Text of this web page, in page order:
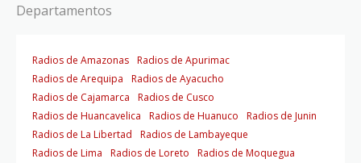
Departamentos
Radios de Amazonas Radios de Apurimac
Radios de Arequipa
Radios de Ayacucho
Radios de Cajamarca
Radios de Cusco
Radios de Huancavelica
Radios de Huanuco
Radios de Junin
Radios de La Libertad
Radios de Lambayeque
Radios de Lima
Radios de Loreto
Radios de Moquegua